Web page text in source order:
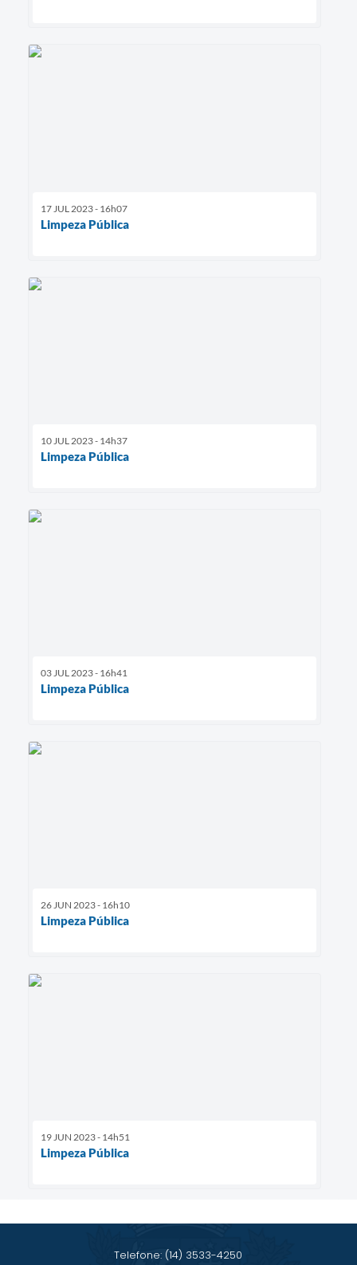
17 JUL 2023 - 16h07
Limpeza Pública
10 JUL 2023 - 14h37
Limpeza Pública
03 JUL 2023 - 16h41
Limpeza Pública
26 JUN 2023 - 16h10
Limpeza Pública
19 JUN 2023 - 14h51
Limpeza Pública
Telefone: (14) 3533-4250